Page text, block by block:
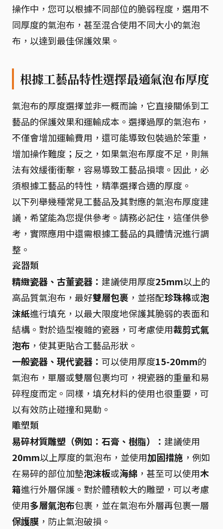
操作中，您可以根據不同部位的脆弱程度，選用不
同厚度的氣泡布，甚至混合使用不同大小的氣泡
布，以達到最佳保護效果。
根據工藝品特性選擇最適氣泡布厚度
氣泡布的厚度選擇並非一概而論，它直接關係到工
藝品的保護效果和運輸成本。選擇過厚的氣泡布，
不僅會增加運輸費用，還可能導致包裝過於笨重，
增加操作難度；反之，如果氣泡布厚度不足，則無
法有效緩衝衝擊，容易導致工藝品損壞。因此，必
須根據工藝品的特性，精準選擇合適的厚度。
以下列舉幾種常見工藝品及其對應的氣泡布厚度建
議，希望能為您提供參考。請務必記住，這僅供參
考，實際應用中還需根據工藝品的具體情況進行調
整。
瓷器類
精緻瓷器、古董瓷器： 建議使用厚度25mm以上的
高品質氣泡布，最好雙層包裹 ，並搭配珍珠棉或泡
沫紙進行填充，以最大限度地保護其脆弱的表面和
結構。對於造型複雜的瓷器，可考慮使用裁剪式氣
泡布 ，使其更貼合工藝品形狀。
一般瓷器、現代瓷器： 可以使用厚度15-20mm的
氣泡布，單層或雙層包裹均可，視瓷器的重量和易
碎程度而定。同樣，填充材料的使用也很重要，可
以有效防止碰撞和晃動。
雕塑類
易碎材質雕塑（例如：石膏、樹脂）： 建議使用
20mm以上厚度的氣泡布，並使用加固措施 ，例如
在易碎的部位加墊泡沫板或海綿 ，甚至可以使用木
箱進行外層保護。對於體積較大的雕塑，可以考慮
使用多層氣泡布包裹，並在氣泡布外層再包裹一層
保護膜 ，防止氣泡破損。